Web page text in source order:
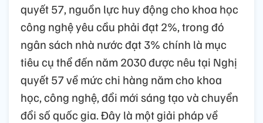
quyết 57, nguồn lực huy động cho khoa học
công nghệ yêu cầu phải đạt 2%, trong đó
ngân sách nhà nước đạt 3% chính là mục
tiêu cụ thể đến năm 2030 được nêu tại Nghị
quyết 57 về mức chi hàng năm cho khoa
học, công nghệ, đổi mới sáng tạo và chuyển
đổi số quốc gia. Đây là một giải pháp về